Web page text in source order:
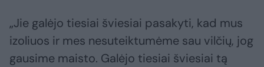
„Jie galėjo tiesiai šviesiai pasakyti, kad mus
izoliuos ir mes nesuteiktumėme sau vilčių, jog
gausime maisto. Galėjo tiesiai šviesiai tą